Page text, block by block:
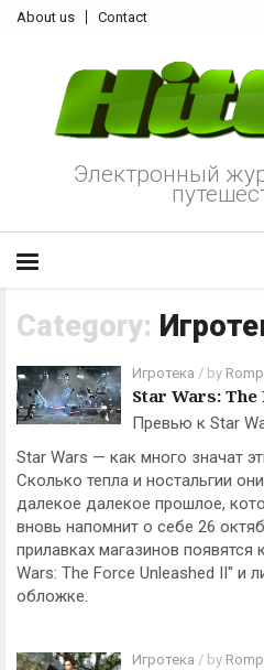
About us Contact
Электронный
Category:
Игротека / by
Star Wars:
Превью к Star
Star Wars — как много значат
Сколько тепла и ностальгии
далекое далекое прошлое,
вновь напомнит о себе 26
прилавках магазинов
Wars: The Force Unleashed II" и
обложке.
Игротека / by